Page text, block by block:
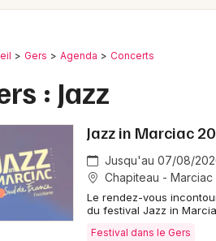
Gers Agenda Concerts
: Jazz
Jazz in Marciac
Jusqu'au 07/08/
Chapiteau - Marciac
Le rendez-vous
du festival Jazz in
Festival dans le Gers